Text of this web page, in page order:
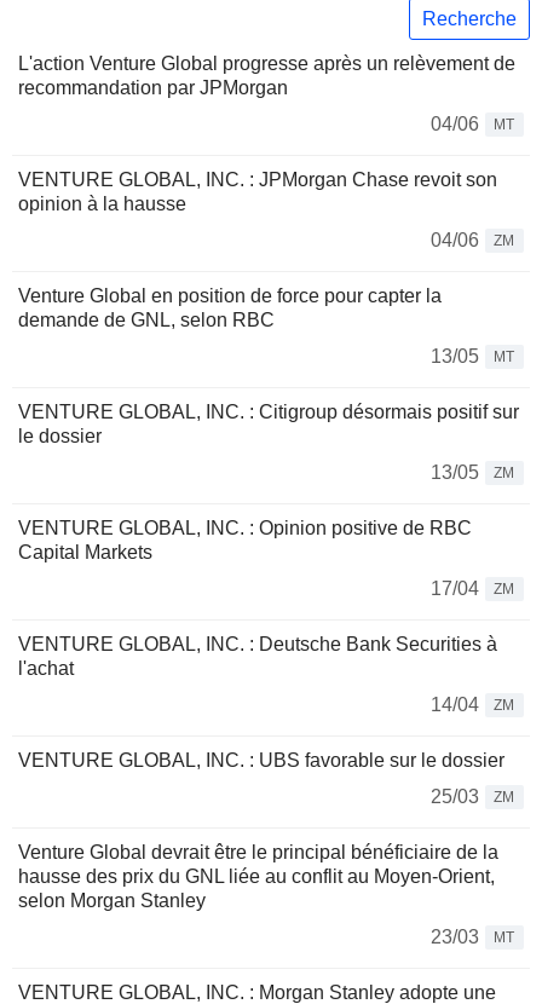
Recherche
L'action Venture Global progresse après un relèvement de
recommandation par JPMorgan
04/06
MT
VENTURE GLOBAL, INC. : JPMorgan Chase revoit son
opinion à la hausse
04/06
ZM
Venture Global en position de force pour capter la
demande de GNL, selon RBC
13/05
MT
VENTURE GLOBAL, INC. : Citigroup désormais positif sur
le dossier
13/05
ZM
VENTURE GLOBAL, INC. : Opinion positive de RBC
Capital Markets
17/04
ZM
VENTURE GLOBAL, INC. : Deutsche Bank Securities à
l'achat
14/04
ZM
VENTURE GLOBAL, INC. : UBS favorable sur le dossier
25/03
ZM
Venture Global devrait être le principal bénéficiaire de la
hausse des prix du GNL liée au conflit au Moyen-Orient,
selon Morgan Stanley
23/03
MT
VENTURE GLOBAL, INC. : Morgan Stanley adopte une